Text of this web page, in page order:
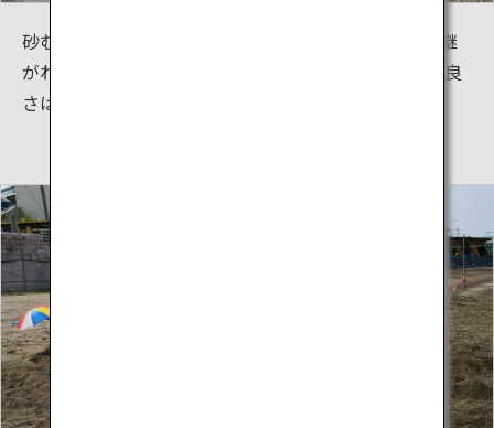
砂むし温泉の歴史は古く、約300年前から人々に語り継
がれていた効能があり、近年医学的に実証され、その良
さはより多くの人に知られるようになりました。